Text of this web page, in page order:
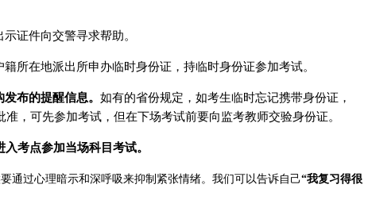
证件向交警寻求帮助。
所在地派出所申办临时身份证，持临时身份证参加考试。
布的提醒信息。 如有的省份规定，如考生临时忘记携带身份证，
，可先参加考试，但在下场考试前要向监考教师交验身份证。
考点参加当场科目考试。
通过心理暗示和深呼吸来抑制紧张情绪。我们可以告诉自己“我复习得很